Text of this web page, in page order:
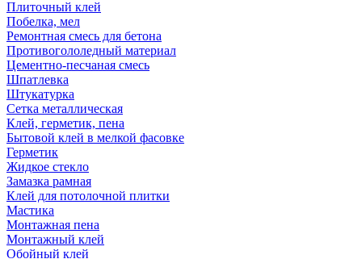
Плиточный клей
Побелка, мел
Ремонтная смесь для бетона
Противогололедный материал
Цементно-песчаная смесь
Шпатлевка
Штукатурка
Сетка металлическая
Клей, герметик, пена
Бытовой клей в мелкой фасовке
Герметик
Жидкое стекло
Замазка рамная
Клей для потолочной плитки
Мастика
Монтажная пена
Монтажный клей
Обойный клей